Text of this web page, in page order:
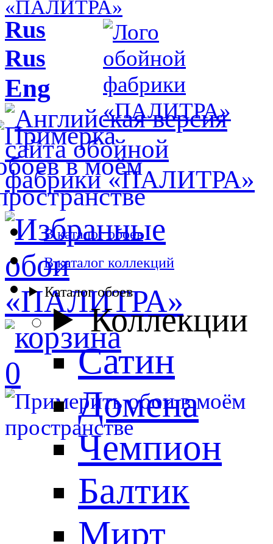
0
Rus
Rus
Eng
В каталог обоев
В каталог коллекций
Каталог обоев
Коллекции
Сатин
Домена
Чемпион
Балтик
Мирт